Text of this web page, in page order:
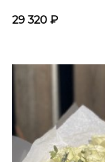
29 320 ₽